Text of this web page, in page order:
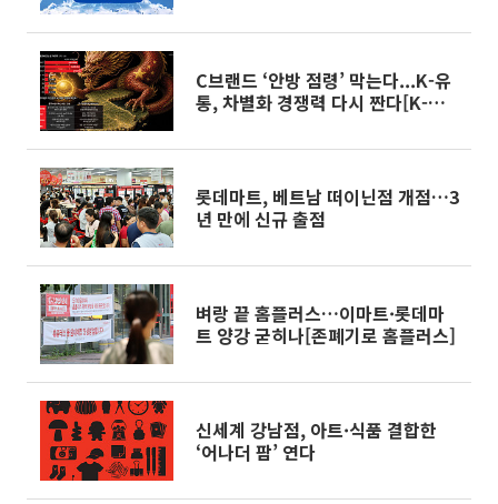
C브랜드 ‘안방 점령’ 막는다...K-유
통, 차별화 경쟁력 다시 짠다[K-유
롯데마트, 베트남 떠이닌점 개점…3
년 만에 신규 출점
벼랑 끝 홈플러스…이마트·롯데마
트 양강 굳히나[존폐기로 홈플러스]
신세계 강남점, 아트·식품 결합한
‘어나더 팜’ 연다